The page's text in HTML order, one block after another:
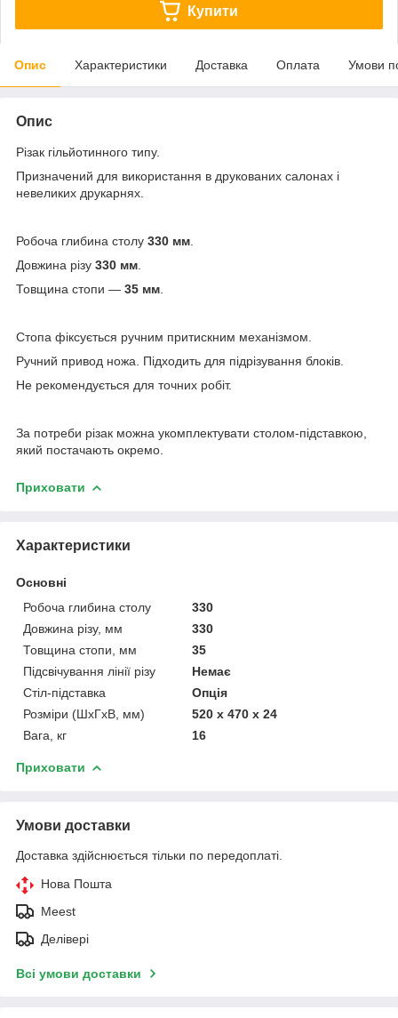
Купити
Опис Характеристики Доставка Оплата Умови
Опис
Різак гільйотинного типу.
Призначений для використання в друкованих салонах і
невеликих друкарнях.
Робоча глибина столу 330 мм
Довжина різу 330 мм
Товщина стопи — 35 мм
Стопа фіксується ручним притискним механізмом.
Ручний привод ножа. Підходить для підрізування блоків.
Не рекомендується для точних робіт.
За потреби різак можна укомплектувати столом-підставкою,
який постачають окремо.
Приховати
Характеристики
Основні
Робоча глибина столу
330
Довжина різу, мм
330
Товщина стопи, мм
35
Підсвічування лінії різу
Немає
Стіл-підставка
Опція
Розміри (ШхГхВ, мм)
520 х 470 х 24
Вага, кг
16
Приховати
Умови доставки
Доставка здійснюється тільки по передоплаті.
Нова Пошта
Meest
Делівері
Всі умови доставки